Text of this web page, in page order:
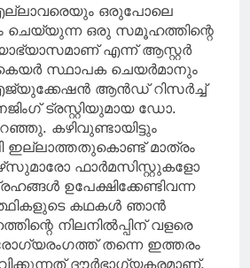
ഒരുപോലെ
ഒരു സമൂഹത്തിന്റെ
എന്ന് ആസ്റ്റർ
സ്ഥാപക ചെയർമാനും
ആൻഡ് റിസർച്ച്
ട്രസ്റ്റിയുമായ ഡോ.
കഴിവുണ്ടായിട്ടും
ഇല്ലാത്തതുകൊണ്ട് മാത്രം
ഫാർമസിസ്റ്റുകളോ
ഉപേക്ഷിക്കേണ്ടിവന്ന
കഥകൾ ഞാൻ
നിലനിൽപ്പിന് വളരെ
തന്നെ ഇത്തരം
ദൗർഭാഗ്യകരമാണ്.